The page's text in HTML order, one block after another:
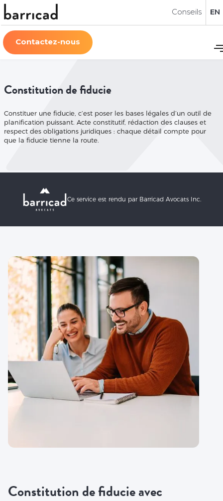
Conseils EN
Contactez-nous
Constitution de fiducie
Constituer une fiducie, c’est poser les bases légales d’un outil de
planification puissant. Acte constitutif, rédaction des clauses et
respect des obligations juridiques : chaque détail compte pour
que la fiducie tienne la route.
Ce service est rendu par Barricad Avocats Inc.
Constitution de fiducie avec